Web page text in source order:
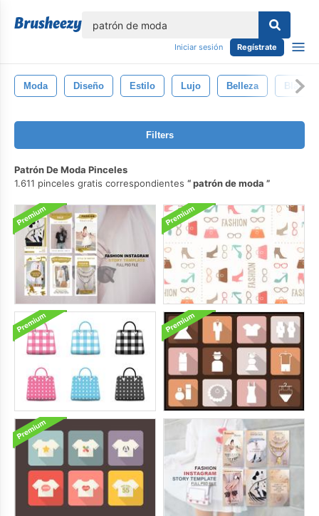
Iniciar sesión Regístrate
Moda Diseño Estilo Lujo Belleza Blanco
Filters
Patrón De Moda Pinceles
1.611 pinceles gratis correspondientes
patrón de moda